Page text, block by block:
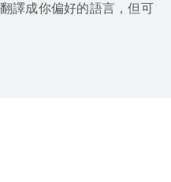
譯成你偏好的語言，但可